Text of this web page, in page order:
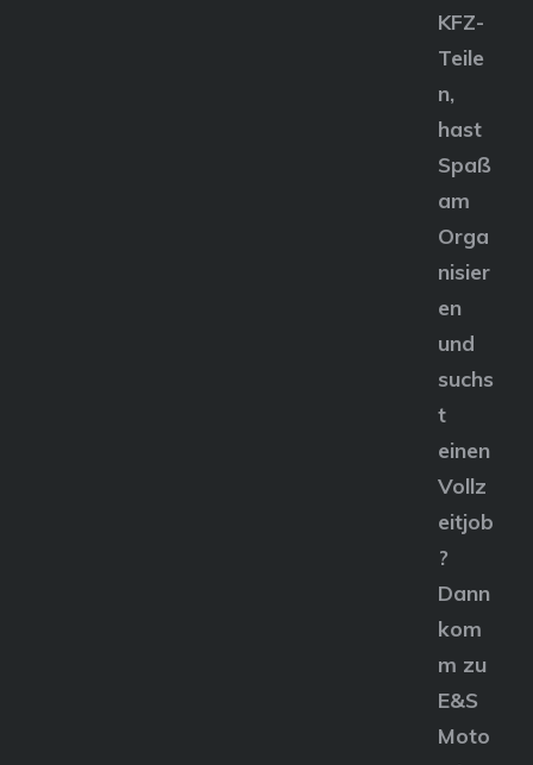
KFZ-
Teile
n,
hast
Spaß
am
Orga
nisier
en
und
suchs
t
einen
Vollz
eitjob
?
Dann
kom
m zu
E&S
Moto